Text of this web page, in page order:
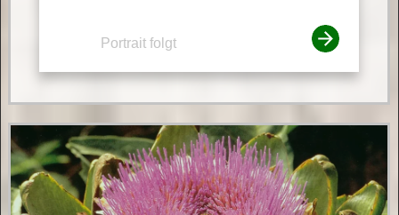
Portrait folgt